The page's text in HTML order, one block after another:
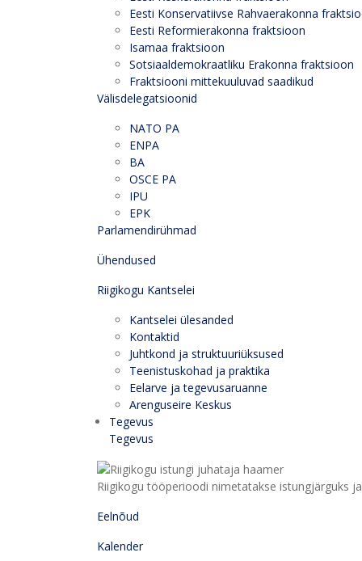
Eesti Konservatiivse Rahvaerakonna
Eesti Reformierakonna fraktsioon
Isamaa fraktsioon
Sotsiaaldemokraatliku Erakonna fraktsioon
Fraktsiooni mittekuuluvad saadikud
Välisdelegatsioonid
NATO PA
ENPA
BA
OSCE PA
IPU
EPK
Parlamendirühmad
Ühendused
Riigikogu Kantselei
Kantselei ülesanded
Kontaktid
Juhtkond ja struktuuriüksused
Teenistuskohad ja praktika
Eelarve ja tegevusaruanne
Arenguseire Keskus
Tegevus
Tegevus
Riigikogu tööperioodi nimetatakse istungjärguks
Eelnõud
Kalender